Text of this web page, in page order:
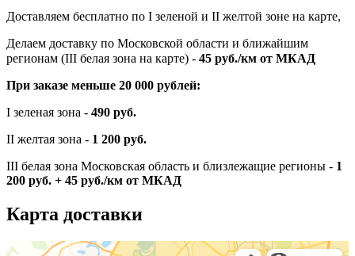
Доставляем бесплатно по I зеленой и II желтой зоне на карте,
Делаем доставку по Московской области и ближайшим
регионам (III белая зона на карте) - 45 руб./км от МКАД
При заказе меньше 20 000 рублей:
I зеленая зона - 490 руб.
II желтая зона - 1 200 руб.
III белая зона Московская область и близлежащие регионы - 1
200 руб. + 45 руб./км от МКАД
Карта доставки